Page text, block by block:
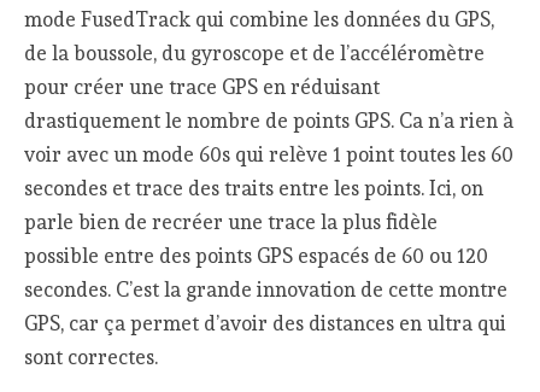
mode FusedTrack qui combine les données du GPS,
de la boussole, du gyroscope et de l’accéléromètre
pour créer une trace GPS en réduisant
drastiquement le nombre de points GPS. Ca n’a rien à
voir avec un mode 60s qui relève 1 point toutes les 60
secondes et trace des traits entre les points. Ici, on
parle bien de recréer une trace la plus fidèle
possible entre des points GPS espacés de 60 ou 120
secondes. C’est la grande innovation de cette montre
GPS, car ça permet d’avoir des distances en ultra qui
sont correctes.